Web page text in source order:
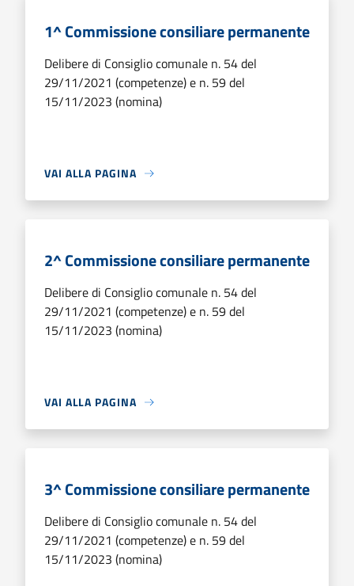
1^ Commissione consiliare permanente
Delibere di Consiglio comunale n. 54 del
29/11/2021 (competenze) e n. 59 del
15/11/2023 (nomina)
VAI ALLA PAGINA
2^ Commissione consiliare permanente
Delibere di Consiglio comunale n. 54 del
29/11/2021 (competenze) e n. 59 del
15/11/2023 (nomina)
VAI ALLA PAGINA
3^ Commissione consiliare permanente
Delibere di Consiglio comunale n. 54 del
29/11/2021 (competenze) e n. 59 del
15/11/2023 (nomina)